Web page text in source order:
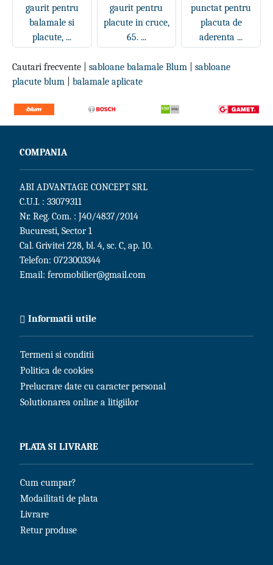
gaurit pentru
balamale si
placute, ...
gaurit pentru
placute in cruce,
65. ...
punctat pentru
placuta de
aderenta ...
Cautari frecvente | sabloane balamale Blum
sabloane
placute blum
balamale aplicate
COMPANIA
ABI ADVANTAGE CONCEPT SRL
C.U.I. : 33079311
Nr. Reg. Com. : J40/4837/2014
Bucuresti, Sector 1
Cal. Grivitei 228, bl. 4, sc. C, ap. 10.
Telefon: 0723003344
Email: feromobilier@gmail.com
Informatii utile
Termeni si conditii
Politica de cookies
Prelucrare date cu caracter personal
Solutionarea online a litigiilor
PLATA SI LIVRARE
Cum cumpar?
Modailitati de plata
Livrare
Retur produse